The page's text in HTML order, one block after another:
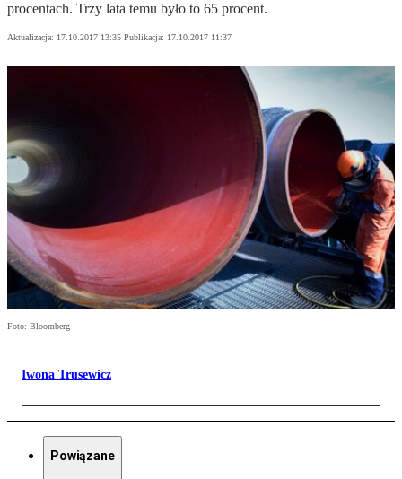
procentach. Trzy lata temu było to 65 procent.
Aktualizacja: 17.10.2017 13:35 Publikacja: 17.10.2017 11:37
Foto: Bloomberg
Iwona Trusewicz
Powiązane